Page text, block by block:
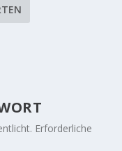
Erforderliche